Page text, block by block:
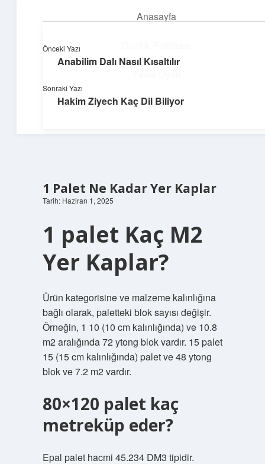
Anasayfa
Hakkımızda
Yaratıcı projelerle dünyanı inşa et!
1 Palet Ne Kadar Yer Kaplar
Tarih: Haziran 1, 2025
1 palet Kaç M2
Yer Kaplar?
Ürün kategorisine ve malzeme kalınlığına
bağlı olarak, paletteki blok sayısı değişir.
Örneğin, 1 10 (10 cm kalınlığında) ve 10.8
m2 aralığında 72 ytong blok vardır. 15 palet
15 (15 cm kalınlığında) palet ve 48 ytong
blok ve 7.2 m2 vardır.
80×120 palet kaç
metreküp eder?
Epal palet hacmi 45.234 DM3 tipidir.
Önceki Yazı
Anabilim Dalı Nasıl Kısaltılır
Sonraki Yazı
Hakim Ziyech Kaç Dil Biliyor